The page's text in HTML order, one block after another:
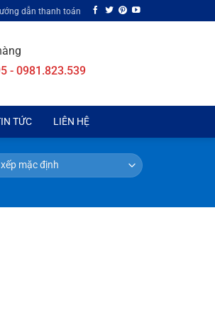
dẫn thanh toán
- 0981.823.539
TỨC LIÊN HỆ